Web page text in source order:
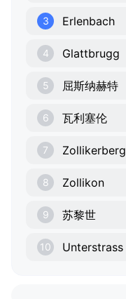
3 Erlenbach
4 Glattbrugg
5 屈斯纳赫特
6 瓦利塞伦
7 Zollikerberg
8 Zollikon
9 苏黎世
10 Unterstrass